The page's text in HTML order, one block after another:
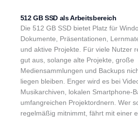
512 GB SSD als Arbeitsbereich
Die 512 GB SSD bietet Platz für
Dokumente, Präsentationen,
und aktive Projekte. Für viele Nutzer
gut aus, solange alte Projekte, große
Mediensammlungen und Backups
liegen bleiben. Enger wird es bei
Musikarchiven, lokalen Smartphone-
umfangreichen Projektordnern. Wer
regelmäßig mitnimmt, fährt mit einer